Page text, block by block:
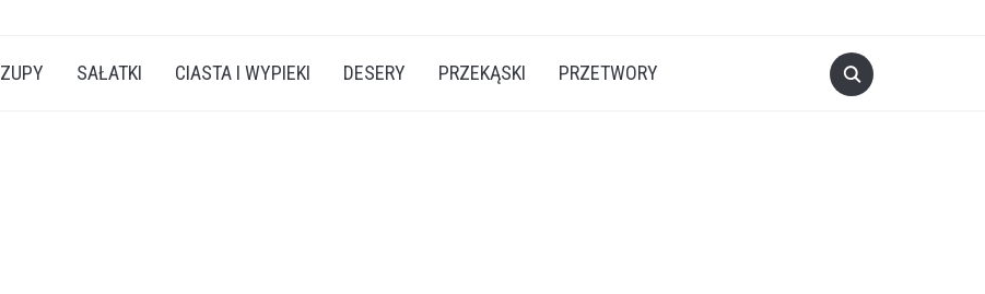
ZUPY SAŁATKI CIASTA I WYPIEKI DESERY PRZEKĄSKI PRZETWORY